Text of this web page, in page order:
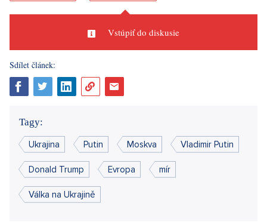
Vstúpiť do diskusie
Sdílet článek:
Tagy:
Ukrajina Putin Moskva Vladimir Putin
Donald Trump Evropa mír
Válka na Ukrajině